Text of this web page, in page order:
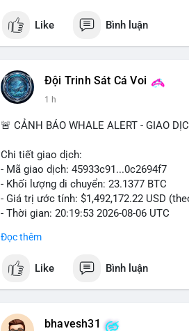
trường nghiêm ngặt, là những yếu tố
Like Bình luận
Đội Trinh Sát Cá Voi
1 h
🚨 CẢNH BÁO WHALE ALERT - GIAO
Chi tiết giao dịch:
- Mã giao dịch: 45933c91...0c2694f7
- Khối lượng di chuyển: 23.1377 BTC
- Giá trị ước tính: $1,492,172.22 USD
- Thời gian: 20:19:53 2026-08-06 UTC
Nhận định phân tích hành vi của Cá voi
tiền đáng chú ý nhưng chưa đến mức
đang tái phân bổ tài sản giữa các ví
áp lực bán ngắn hạn có thể xuất hiện,
Đọc thêm
Like Bình luận
bhavesh31